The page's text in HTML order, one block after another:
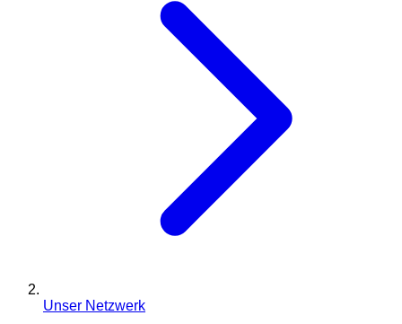
Unser Netzwerk